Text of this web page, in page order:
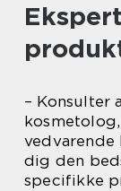
– Konsulter
vedvarende
dig den
specifikke